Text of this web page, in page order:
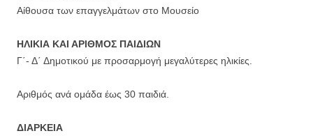
Αίθουσα των επαγγελμάτων στο Μουσείο
ΗΛΙΚΙΑ ΚΑΙ ΑΡΙΘΜΟΣ ΠΑΙΔΙΩΝ
Γ΄- Δ΄ Δημοτικού με προσαρμογή μεγαλύτερες ηλικίες.
Αριθμός ανά ομάδα έως 30 παιδιά.
ΔΙΑΡΚΕΙΑ